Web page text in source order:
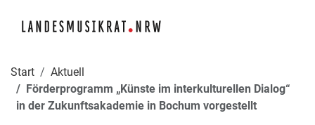
Start
Aktuell
Förderprogramm „Künste im interkulturellen Dialog“
in der Zukunftsakademie in Bochum vorgestellt